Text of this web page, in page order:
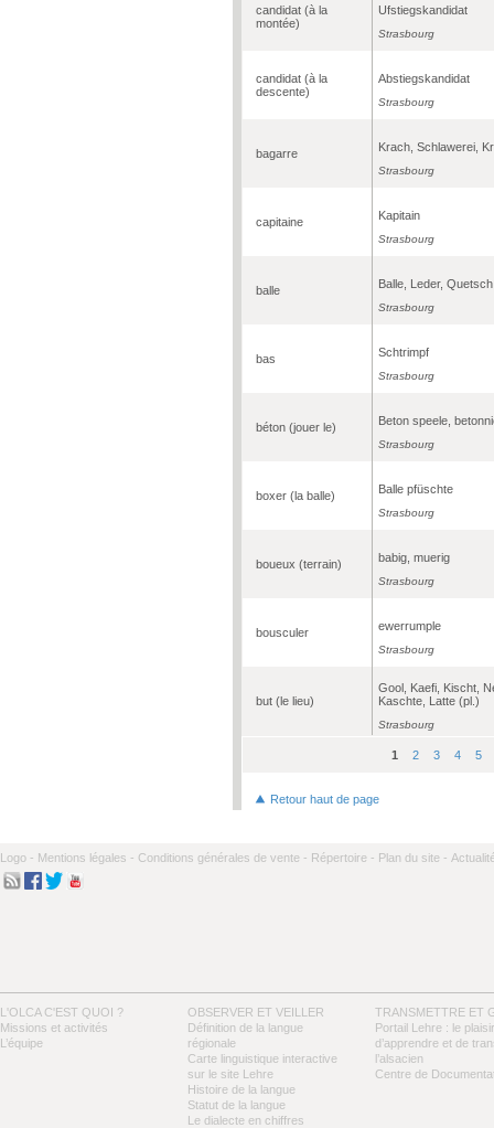
candidat (à la
montée)
Ufstiegskandidat
Strasbourg
candidat (à la
descente)
Abstiegskandidat
Strasbourg
bagarre Krach, Schlawerei,
Strasbourg
capitaine Kapitain
Strasbourg
balle Balle, Leder, Quetsch
Strasbourg
bas Schtrimpf
Strasbourg
béton (jouer le) Beton speele,
Strasbourg
boxer (la balle) Balle pfüschte
Strasbourg
boueux (terrain) babig, muerig
Strasbourg
bousculer ewerrumple
Strasbourg
but (le lieu)
Gool, Kaefi, Kischt,
Kaschte, Latte (pl.)
Strasbourg
1 2 3 4 5
Retour haut de page
Logo - Mentions légales - Conditions générales de vente - Répertoire - Plan du site -
L'OLCA C'EST QUOI ?
Missions et activités
L’équipe
OBSERVER ET VEILLER
Définition de la langue
régionale
Carte linguistique interactive
sur le site Lehre
Histoire de la langue
Statut de la langue
Le dialecte en chiffres
TRANSMETTRE ET
Portail Lehre : le plaisir
d’apprendre et de
l’alsacien
Centre de